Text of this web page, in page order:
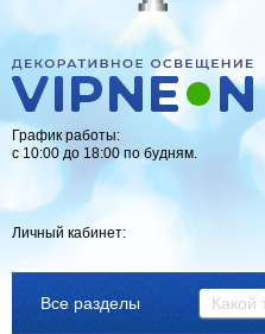
График работы:
с 10:00 до 18:00 по будням.
Личный кабинет:
Все разделы